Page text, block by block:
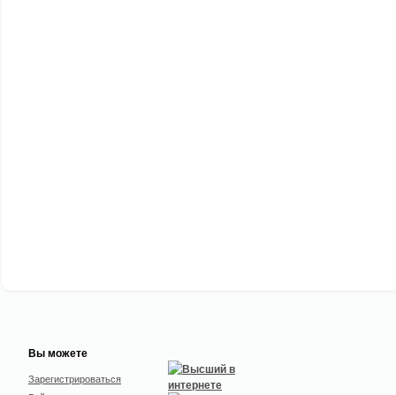
Вы можете
Зарегистрироваться